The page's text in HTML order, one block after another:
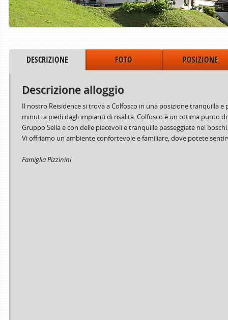
DESCRIZIONE FOTO POSIZIONE
Descrizione alloggio
Il nostro Reisidence si trova a Colfosco in una posizione tranquilla
minuti a piedi dagli impianti di risalita. Colfosco è un ottima punto
Gruppo Sella e con delle piacevoli e tranquille passeggiate nei boschi.
Vi offriamo un ambiente confortevole e familiare, dove potete
Famiglia Pizzinini
Periodo dal al